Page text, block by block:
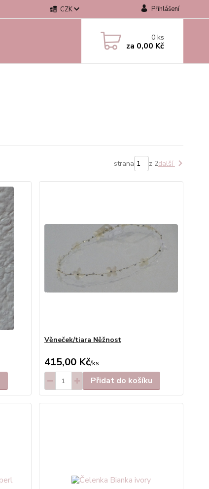
CZK Přihlášení
0ks
za 0,00 Kč
strana z 2další
Věneček/tiara Něžnost
415,00 Kč/ks
Přidat do košíku